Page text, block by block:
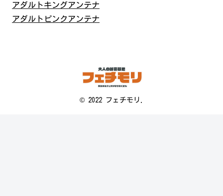
アダルトキングアンテナ
アダルトピンクアンテナ
© 2022 フェチモリ.